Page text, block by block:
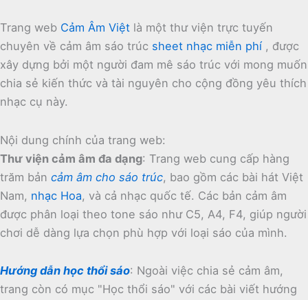
Trang web Cảm Âm Việt là một thư viện trực tuyến
chuyên về cảm âm sáo trúc sheet nhạc miễn phí , được
xây dựng bởi một người đam mê sáo trúc với mong muốn
chia sẻ kiến thức và tài nguyên cho cộng đồng yêu thích
nhạc cụ này.
Nội dung chính của trang web:
Thư viện cảm âm đa dạng: Trang web cung cấp hàng
trăm bản cảm âm cho sáo trúc, bao gồm các bài hát Việt
Nam, nhạc Hoa, và cả nhạc quốc tế. Các bản cảm âm
được phân loại theo tone sáo như C5, A4, F4, giúp người
chơi dễ dàng lựa chọn phù hợp với loại sáo của mình.
Hướng dẫn học thổi sáo: Ngoài việc chia sẻ cảm âm,
trang còn có mục "Học thổi sáo" với các bài viết hướng